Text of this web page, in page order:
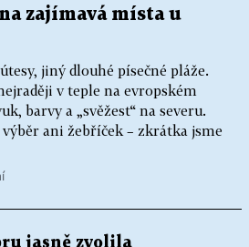
zajímavá místa u
jiný dlouhé písečné pláže.
v teple na evropském
barvy a „svěžest“ na severu.
ani žebříček – zkrátka jsme
jasně zvolila